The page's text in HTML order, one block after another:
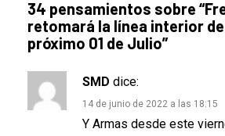
34 pensamientos sobre “
retomará la línea interior de
próximo 01 de Julio”
SMD dice:
14 de junio de 2022 a las 18:15
Y Armas desde este